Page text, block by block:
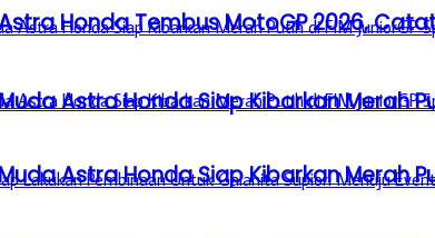
Astra Honda Siap Kibarkan Merah
Honda Tembus MotoGP 2026,
Astra Honda Siap Kibarkan Merah